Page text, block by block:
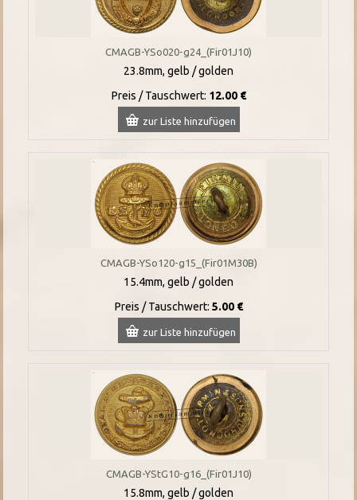
CMAGB-YSo020-g24_(Fir01J10)
23.8mm, gelb / golden
Preis / Tauschwert: 12.00 €
zur Liste hinzufügen
CMAGB-YSo120-g15_(Fir01M30B)
15.4mm, gelb / golden
Preis / Tauschwert: 5.00 €
zur Liste hinzufügen
CMAGB-YStG10-g16_(Fir01J10)
15.8mm, gelb / golden